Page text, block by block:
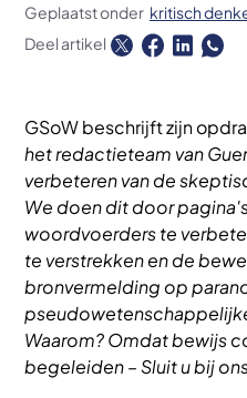
Geplaatst onder kritisch
Deel artikel
GSoW beschrijft zijn
het redactieteam van
verbeteren van de
We doen dit door
woordvoerders te
te verstrekken en de
bronvermelding op
Waarom? Omdat bewijs
begeleiden – Sluit u bij